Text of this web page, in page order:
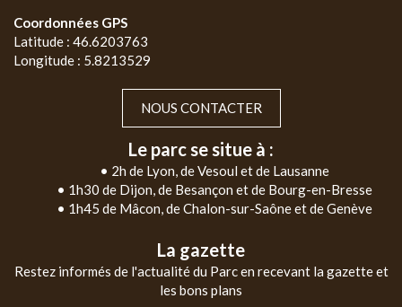
Coordonnées GPS
Latitude : 46.6203763
Longitude : 5.8213529
NOUS CONTACTER
Le parc se situe à :
• 2h de Lyon, de Vesoul et de Lausanne
• 1h30 de Dijon, de Besançon et de Bourg-en-Bresse
• 1h45 de Mâcon, de Chalon-sur-Saône et de Genève
La gazette
Restez informés de l'actualité du Parc en recevant la gazette et
les bons plans